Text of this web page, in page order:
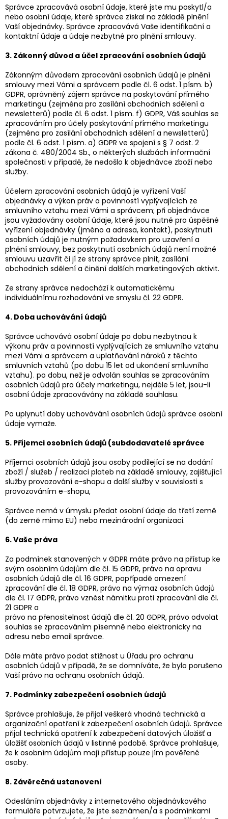
Správce zpracovává osobní údaje, které jste mu poskytl/a
nebo osobní údaje, které správce získal na základě plnění
Vaší objednávky. Správce zpracovává Vaše identifikační a
kontaktní údaje a údaje nezbytné pro plnění smlouvy.
3. Zákonný důvod a účel zpracování osobních údajů
Zákonným důvodem zpracování osobních údajů je plnění
smlouvy mezi Vámi a správcem podle čl. 6 odst. 1 písm. b)
GDPR, oprávněný zájem správce na poskytování přímého
marketingu (zejména pro zasílání obchodních sdělení a
newsletterů) podle čl. 6 odst. 1 písm. f) GDPR, Váš souhlas se
zpracováním pro účely poskytování přímého marketingu
(zejména pro zasílání obchodních sdělení a newsletterů)
podle čl. 6 odst. 1 písm. a) GDPR ve spojení s § 7 odst. 2
zákona č. 480/2004 Sb., o některých službách informační
společnosti v případě, že nedošlo k objednávce zboží nebo
služby.
Účelem zpracování osobních údajů je vyřízení Vaší
objednávky a výkon práv a povinností vyplývajících ze
smluvního vztahu mezi Vámi a správcem; při objednávce
jsou vyžadovány osobní údaje, které jsou nutné pro úspěšné
vyřízení objednávky (jméno a adresa, kontakt), poskytnutí
osobních údajů je nutným požadavkem pro uzavření a
plnění smlouvy, bez poskytnutí osobních údajů není možné
smlouvu uzavřít či jí ze strany správce plnit, zasílání
obchodních sdělení a činění dalších marketingových aktivit.
Ze strany správce nedochází k automatickému
individuálnímu rozhodování ve smyslu čl. 22 GDPR.
4. Doba uchovávání údajů
Správce uchovává osobní údaje po dobu nezbytnou k
výkonu práv a povinností vyplývajících ze smluvního vztahu
mezi Vámi a správcem a uplatňování nároků z těchto
smluvních vztahů (po dobu 15 let od ukončení smluvního
vztahu). po dobu, než je odvolán souhlas se zpracováním
osobních údajů pro účely marketingu, nejdéle 5 let, jsou-li
osobní údaje zpracovávány na základě souhlasu.
Po uplynutí doby uchovávání osobních údajů správce osobní
údaje vymaže.
5. Příjemci osobních údajů (subdodavatelé správce
Příjemci osobních údajů jsou osoby podílející se na dodání
zboží / služeb / realizaci plateb na základě smlouvy, zajišťující
služby provozování e-shopu a další služby v souvislosti s
provozováním e-shopu,
Správce nemá v úmyslu předat osobní údaje do třetí země
(do země mimo EU) nebo mezinárodní organizaci.
6. Vaše práva
Za podmínek stanovených v GDPR máte právo na přístup ke
svým osobním údajům dle čl. 15 GDPR, právo na opravu
osobních údajů dle čl. 16 GDPR, popřípadě omezení
zpracování dle čl. 18 GDPR, právo na výmaz osobních údajů
dle čl. 17 GDPR, právo vznést námitku proti zpracování dle čl.
21 GDPR a
právo na přenositelnost údajů dle čl. 20 GDPR, právo odvolat
souhlas se zpracováním písemně nebo elektronicky na
adresu nebo email správce.
Dále máte právo podat stížnost u Úřadu pro ochranu
osobních údajů v případě, že se domníváte, že bylo porušeno
Vaší právo na ochranu osobních údajů.
7. Podmínky zabezpečení osobních údajů
Správce prohlašuje, že přijal veškerá vhodná technická a
organizační opatření k zabezpečení osobních údajů. Správce
přijal technická opatření k zabezpečení datových úložišť a
úložišť osobních údajů v listinné podobě. Správce prohlašuje,
že k osobním údajům mají přístup pouze jím pověřené
osoby.
8. Závěrečná ustanovení
Odesláním objednávky z internetového objednávkového
formuláře potvrzujete, že jste seznámen/a s podmínkami